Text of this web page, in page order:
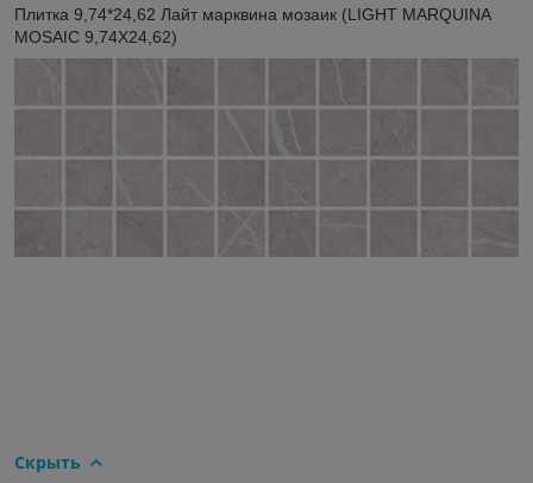
Плитка 9,74*24,62 Лайт марквина мозаик (LIGHT MARQUINA
MOSAIC 9,74X24,62)
Скрыть